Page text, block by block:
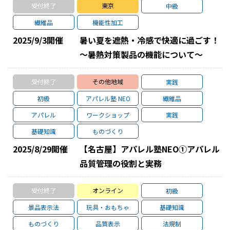
受付終了 東京
中級
繊維品
機能性加工
2025/9/3開催
暑い夏を遮熱・冷感で快適に過ごす！
～暑熱対策製品の機能について～
受付終了 その他地域
実践
初級
アパレル塾 NEO
繊維品
アパレル
ワークショップ
実践
基礎知識
ものづくり
2025/8/29開催
【名古屋】アパレル塾NEO①アパレル
品質管理の役割と実務
受付終了 オンライン
初級
景品表示法
玩具・おもちゃ
基礎知識
ものづくり
品質表示 法規制